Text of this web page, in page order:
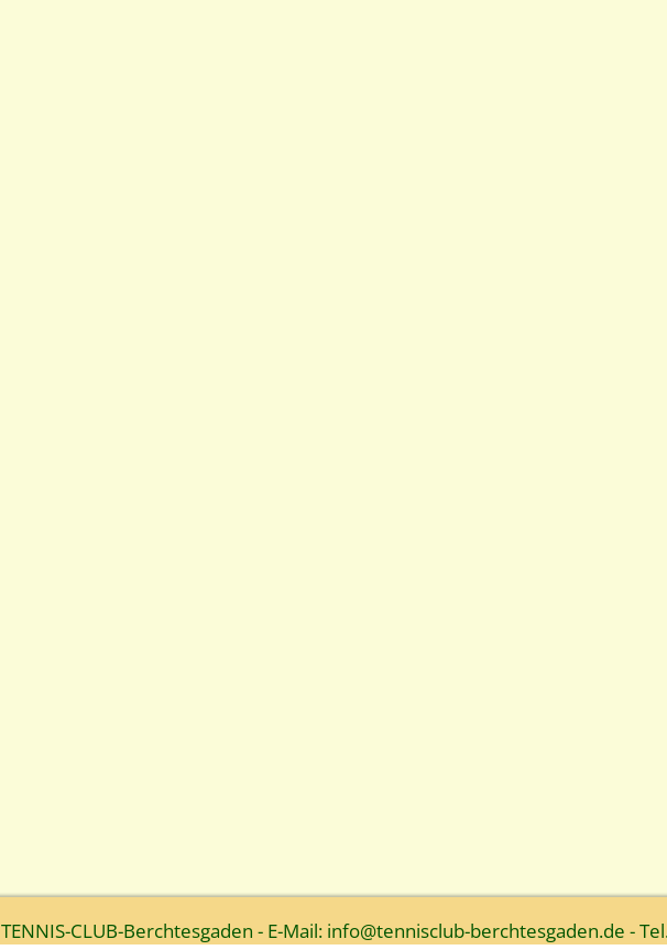
TENNIS-CLUB-Berchtesgaden - E-Mail: info@tennisclub-berchtesgaden.de -